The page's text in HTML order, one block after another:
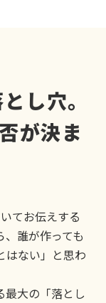
し穴。
が決ま
てお伝えする
誰が作っても
はない」と思わ
最大の「落とし